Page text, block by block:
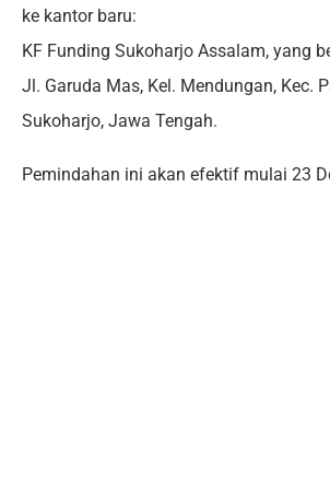
ke kantor baru:
KF Funding Sukoharjo Assalam, yang
Jl. Garuda Mas, Kel. Mendungan, Kec.
Sukoharjo, Jawa Tengah.
Pemindahan ini akan efektif mulai 23